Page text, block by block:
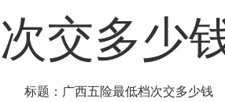
次交多少
标题：广西五险最低档次交多少钱